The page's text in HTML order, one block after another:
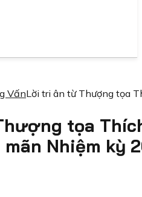
VấnLời tri ân từ Thượng tọa
tọa
mãn Nhiệm kỳ